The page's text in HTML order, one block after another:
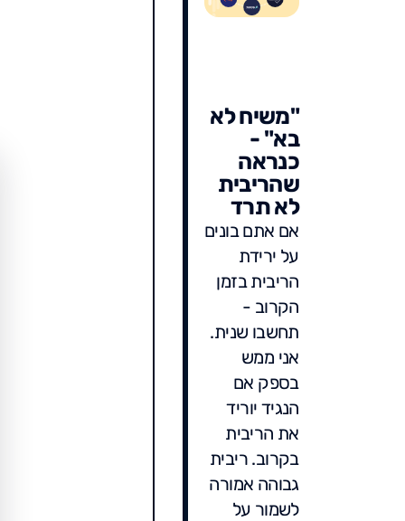
"משיח לא
בא" -
כנראה
שהריבית
לא תרד
אם אתם בונים
על ירידת
הריבית בזמן
הקרוב -
תחשבו שנית.
אני ממש
בספק אם
הנגיד יוריד
את הריבית
בקרוב. ריבית
גבוהה אמורה
לשמור על